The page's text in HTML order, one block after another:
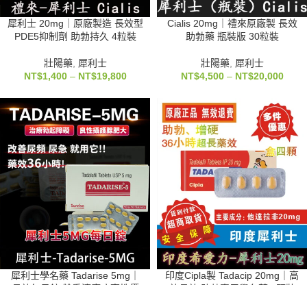
犀利士 20mg｜原廠製造 長效型
PDE5抑制劑 助勃持久 4粒裝
壯陽藥, 犀利士
NT$1,400 – NT$19,800
Cialis 20mg｜禮來原廠製 長效
助勃藥 瓶裝版 30粒裝
壯陽藥, 犀利士
NT$4,500 – NT$20,000
犀利士學名藥 Tadarise 5mg｜
印度Cipla製 Tadacip 20mg｜高